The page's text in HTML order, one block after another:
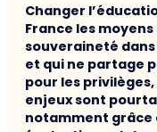
Changer
France les
souveraineté dans
et qui ne partage
pour les
enjeux sont
notamment grâce